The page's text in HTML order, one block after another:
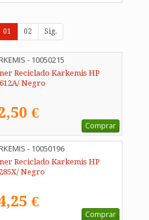
01 02 Sig.
- 10050215
Reciclado Karkemis HP
Negro
€
Comprar
- 10050196
Reciclado Karkemis HP
Negro
€
Comprar